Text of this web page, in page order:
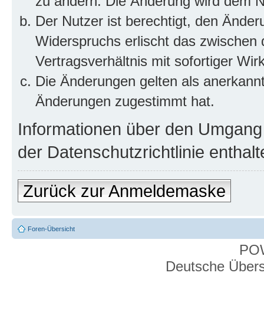
Der Nutzer ist berechtigt, den
Widerspruchs erlischt das
Vertragsverhältnis mit sofortiger
Die Änderungen gelten als
Änderungen zugestimmt hat.
Informationen über den
der Datenschutzrichtlinie
Zurück zur Anmeldemaske
Foren-Übersicht
Deutsche